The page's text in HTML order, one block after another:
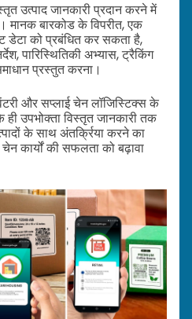
उत्पाद जानकारी प्रदान करने में
बारकोड के विपरीत, एक
को प्रबंधित कर सकता है,
पारिस्थितिकी अभ्यास, ट्रैकिंग
प्रस्तुत करना।
और सप्लाई चेन लॉजिस्टिक्स के
उपभोक्ता विस्तृत जानकारी तक
के साथ अंतर्क्रिया करने का
चेन कार्यों की सफलता को बढ़ावा